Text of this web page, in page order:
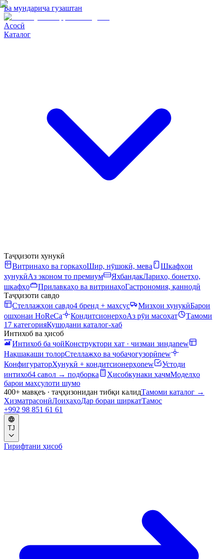
Ба мундариҷа гузаштан
Асосӣ
Каталог
Таҷҳизоти хунукӣ
Витринаҳо ва горкаҳоШир, нӯшокӣ, мева
Шкафҳои
хунукӣАз эконом то премиум ЯхбандакЛариҳо, бонетҳо,
шкафҳо
Прилавкаҳо ва витринаҳоГастрономия, қаннодӣ
Таҷҳизоти савдо
Стеллажҳои савдо4 бренд + махсус Мизҳои хунукӣБарои
ошхонаи HoReCa
КондитсионерҳоАз рӯи масоҳат
Тамоми
17 категорияКушодани каталог-хаб
Интихоб ва ҳисоб
Интихоб ба ҷойКонструктори хат · чизмаи зиндаnew
Нақшакаши толорСтеллажҳо ва ҷобаҷогузорӣnew
КонфигураторХунукӣ + кондитсионерҳоnew
Устоди
интихоб4 савол → подборка Ҳисобкунаки ҳаҷмМоделҳо
барои маҳсулоти шумо
400+ мавқеъ · таҷҳизонидан тибқи калидТамоми каталог →
ХизматрасонӣЛоиҳаҳоДар бораи ширкатТамос
+992 98 851 61 61
TJ
Гирифтани ҳисоб